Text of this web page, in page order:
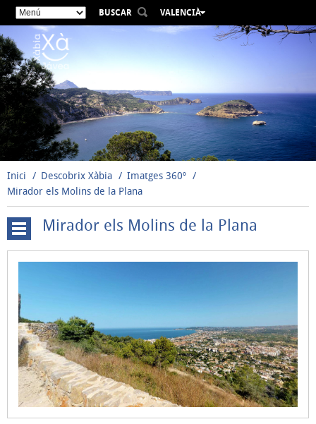
BUSCAR
VALENCIÀ
ESPAÑOL
DEUTSCH
РУССКИЙ
Inici Descobrix Xàbia
Imatges 360º
Mirador els Molins de la Plana
Cala
Primera
Caleta
Cala
Blanca
-
Segon
Mirador els Molins de la Plana